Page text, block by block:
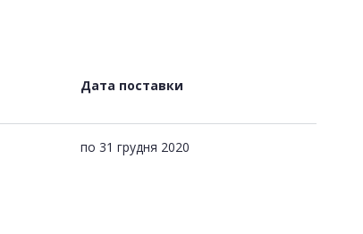
Дата поставки
по 31 грудня 2020